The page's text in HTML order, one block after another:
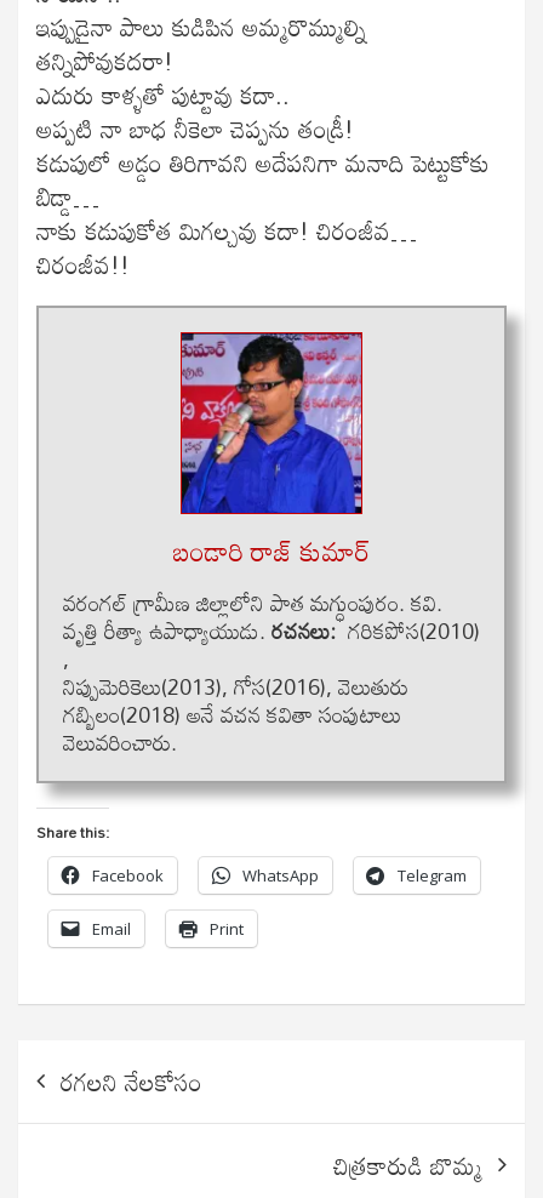
ఇప్పుడైనా పాలు కుడిపిన అమ్మరొమ్ముల్ని
తన్నిపోవుకదరా!
ఎదురు కాళ్ళతో పుట్టావు కదా..
అప్పటి నా బాధ నీకెలా చెప్పను తండ్రీ!
కడుపులో అడ్డం తిరిగావని అదేపనిగా మనాది పెట్టుకోకు
బిడ్డా…
నాకు కడుపుకోత మిగల్చవు కదా! చిరంజీవ…
చిరంజీవ!!
బండారి రాజ్ కుమార్
వరంగల్ గ్రామీణ జిల్లాలోని పాత మగ్ధుంపురం. కవి.
వృత్తి రీత్యా ఉపాధ్యాయుడు.రచనలు:గరికపోస(2010)
,
నిప్పుమెరికెలు(2013), గోస(2016), వెలుతురు
గబ్బిలం(2018) అనే వచన కవితా సంపుటాలు
వెలువరించారు.
Share this:
Facebook WhatsApp Telegram
Email Print
Post
navigation
రగలని నేలకోసం
చిత్రకారుడి బొమ్మ